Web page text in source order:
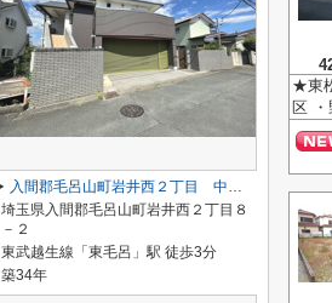
★東
区
入間郡毛呂山町岩井西２丁目 中古戸建
埼玉県入間郡毛呂山町岩井西２丁目８
－２
東武越生線「東毛呂」駅 徒歩3分
築34年